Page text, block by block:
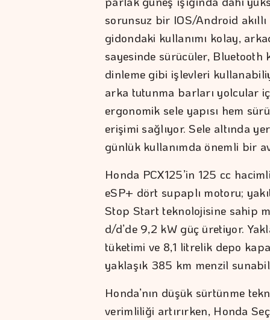
sorunsuz bir IOS/Android
gidondaki kullanımı kolay,
sayesinde sürücüler, Bluetooth
dinleme gibi işlevleri
arka tutunma barları yolcular
ergonomik sele yapısı hem
erişimi sağlıyor. Sele altında
günlük kullanımda önemli bir
Honda PCX125’in 125 cc
eSP+ dört supaplı motoru;
Stop Start teknolojisine sahip
d/d’de 9,2 kW güç üretiyor.
tüketimi ve 8,1 litrelik depo
yaklaşık 385 km menzil
Honda’nın düşük sürtünme
verimliliği artırırken, Honda